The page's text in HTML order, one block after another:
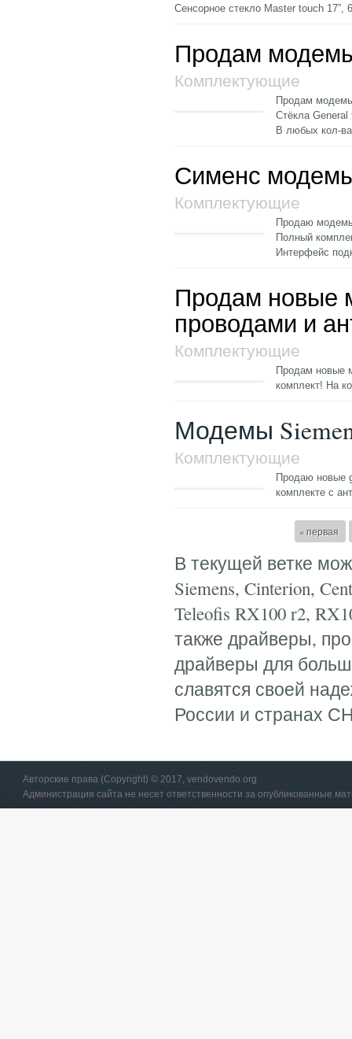
Сенсорное стекло Master touch
Продам
Комплектующие
Продам
Стёкла
В любых кол-
Сименс
Комплектующие
Продаю
Полный
Интерфейс
Продам новые
проводами и
Комплектующие
Продам новые
комплект! На
Модемы
Комплектующие
Продаю новые
комплекте с
« первая
В текущей ветке
Siemens, Cinterion,
Teleofis RX100 r2,
также драйверы,
драйверы для
славятся своей
России и странах
Авторские права (Copyright) © 2017, vendovendo.org
Администрация сайта не несет ответственности за опубликованные